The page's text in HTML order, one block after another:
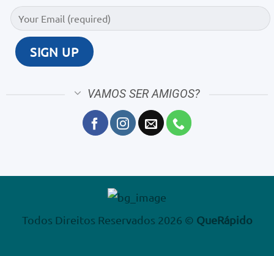
VAMOS SER AMIGOS?
Todos Direitos Reservados 2026 © QueRápido